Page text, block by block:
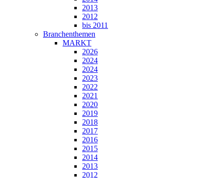
2013
2012
bis 2011
Branchenthemen
MARKT
2026
2024
2024
2023
2022
2021
2020
2019
2018
2017
2016
2015
2014
2013
2012